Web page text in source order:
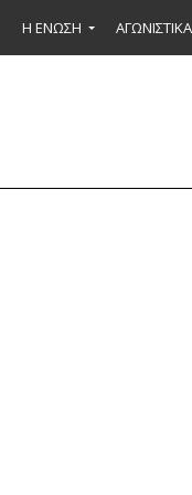
Η ΕΝΩΣΗ ΑΓΩΝΙΣΤΙΚΑ